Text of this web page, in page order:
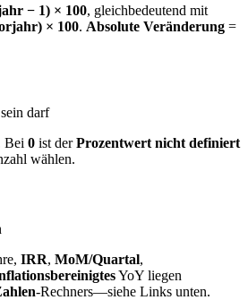
− 1) × 100, gleichbedeutend mit
× 100. Absolute Veränderung =
darf
Bei 0 ist derProzentwert nicht definiert
wählen.
IRR, MoM/Quartal,
YoY liegen
‑Rechners—siehe Links unten.